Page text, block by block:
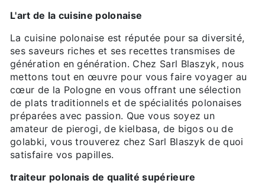
L'art de la cuisine polonaise
La cuisine polonaise est réputée pour sa diversité,
ses saveurs riches et ses recettes transmises de
génération en génération. Chez Sarl Blaszyk, nous
mettons tout en œuvre pour vous faire voyager au
cœur de la Pologne en vous offrant une sélection
de plats traditionnels et de spécialités polonaises
préparées avec passion. Que vous soyez un
amateur de pierogi, de kielbasa, de bigos ou de
golabki, vous trouverez chez Sarl Blaszyk de quoi
satisfaire vos papilles.
traiteur polonais de qualité supérieure